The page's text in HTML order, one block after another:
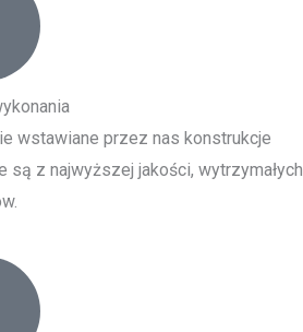
wstawiane przez nas konstrukcje
są z najwyższej jakości, wytrzymałych